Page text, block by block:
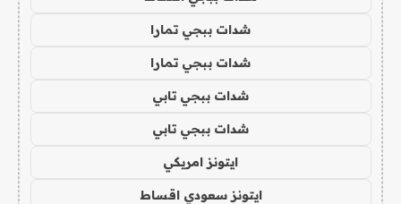
شدات ببجي تمارا
شدات ببجي تمارا
شدات ببجي تابي
شدات ببجي تابي
ايتونز امريكي
ايتونز سعودي اقساط